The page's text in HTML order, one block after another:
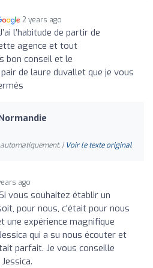
2 years ago
l’habitude de partir de
agence et tout
bon conseil et le
de laure duvallet que je vous
| Voir le texte original
ago
vous souhaitez établir un
pour nous, c'était pour nous
une expérience magnifique
qui a su nous écouter et
parfait. Je vous conseille